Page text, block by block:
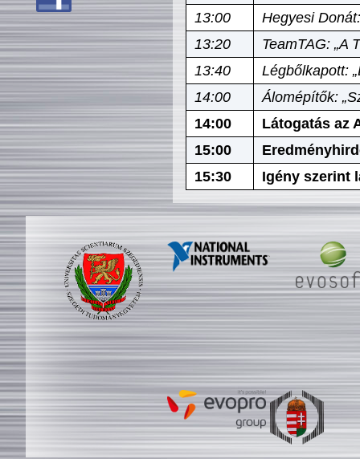
13:00
Hegyesi
13:20
TeamTAG: „A
13:40
Légbőlkapott:
14:00
Álomépítők:
14:00
Látogatás az
15:00
15:30
Igény szerint